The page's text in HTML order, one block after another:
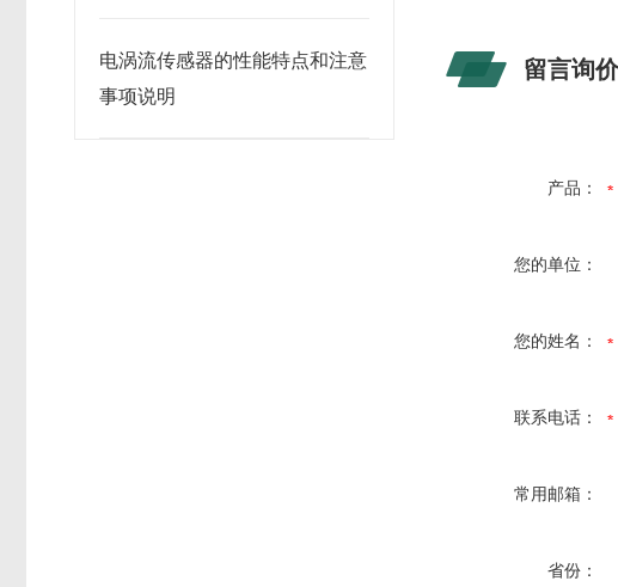
电涡流传感器的性能特点和注意
事项说明
留言询
产品：
您的单位：
您的姓名：
联系电话：
常用邮箱：
省份：